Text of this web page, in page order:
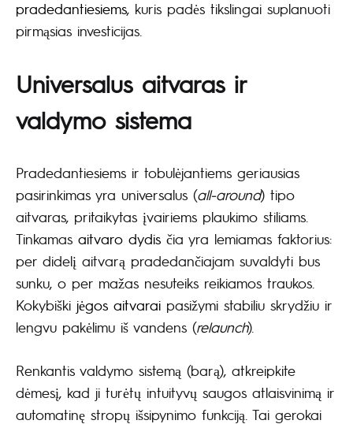
pradedantiesiems, kuris padės tikslingai suplanuoti
pirmąsias investicijas.
Universalus aitvaras ir
valdymo sistema
Pradedantiesiems ir tobulėjantiems geriausias
pasirinkimas yra universalus (all-around) tipo
aitvaras, pritaikytas įvairiems plaukimo stiliams.
Tinkamas aitvaro dydis čia yra lemiamas faktorius:
per didelį aitvarą pradedančiajam suvaldyti bus
sunku, o per mažas nesuteiks reikiamos traukos.
Kokybiški jėgos aitvarai pasižymi stabiliu skrydžiu ir
lengvu pakėlimu iš vandens (relaunch).
Renkantis valdymo sistemą (barą), atkreipkite
dėmesį, kad ji turėtų intuityvų saugos atlaisvinimą ir
automatinę stropų išsipynimo funkciją. Tai gerokai